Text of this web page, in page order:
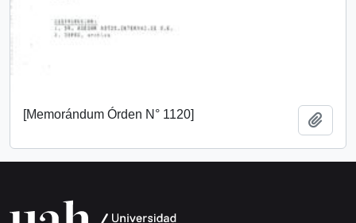
[Memorándum Órden N° 1120]